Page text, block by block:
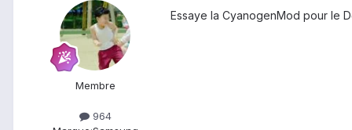
Membre
964
Essaye la CyanogenMod pour le